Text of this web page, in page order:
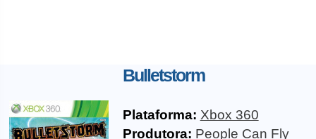
Bulletstorm
Plataforma: Xbox 360
Produtora: People Can Fly